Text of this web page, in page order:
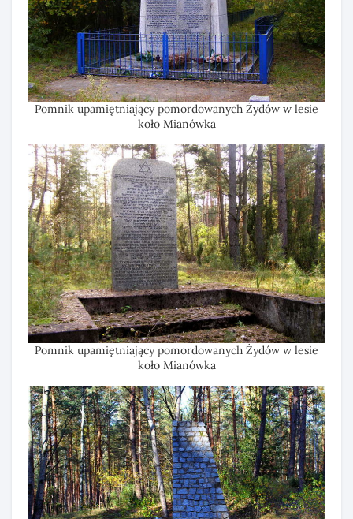
Pomnik upamiętniający pomordowanych Żydów w lesie
koło Mianówka
Pomnik upamiętniający pomordowanych Żydów w lesie
koło Mianówka